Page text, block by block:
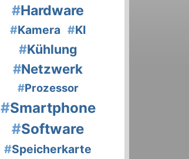
#Hardware
#Kamera #KI
#Kühlung
#Netzwerk
#Prozessor
#Smartphone
#Software
#Speicherkarte